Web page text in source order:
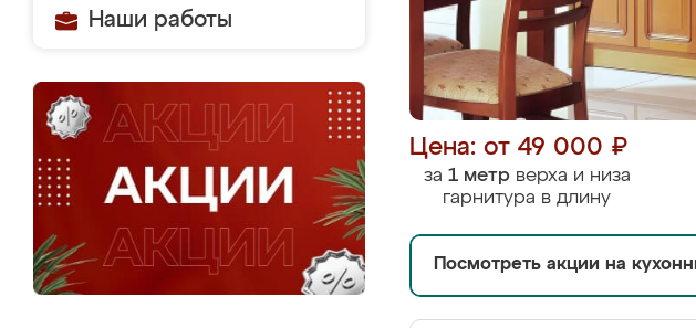
Наши работы
Цена: от 49 000 ₽
за 1 метрверха и низа
гарнитура в длину
Посмотреть акции на